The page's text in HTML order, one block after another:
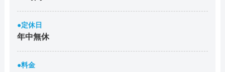
●定休日
年中無休
●料金